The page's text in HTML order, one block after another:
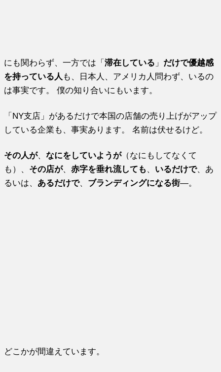
にも関わらず、一方では「滞在している 」 だけで優越感
を持っている人 も、日本人、アメリカ人問わず、いるの
は事実です。 僕の知り合いにもいます。
「NY支店」があるだけで本国の店舗の売り上げがアップ
している企業も、事実あります。 名前は伏せるけど。
その人が、なにをしていようが（なにもしてなくて
も）、 その店が、赤字を垂れ流しても 、 いるだけで、あ
るいは、 あるだけで、 ブランディングになる街—。
どこかが間違えています。